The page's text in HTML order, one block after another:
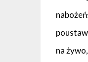
na